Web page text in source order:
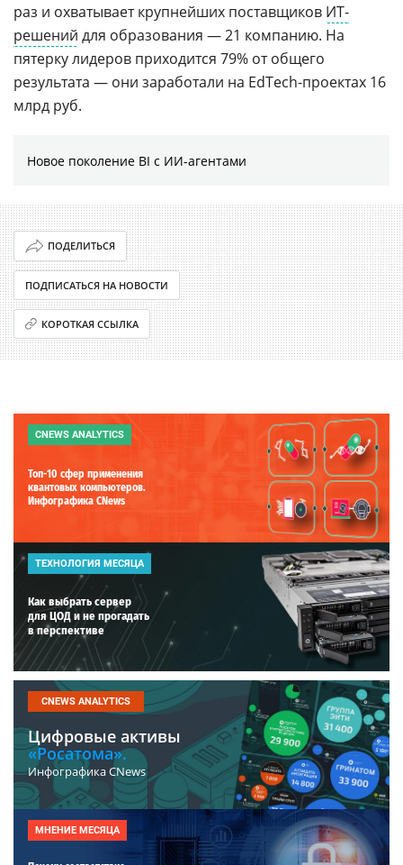
раз и охватывает крупнейших поставщиков ИТ-
решений для образования — 21 компанию. На
пятерку лидеров приходится 79% от общего
результата — они заработали на EdTech-проектах 16
млрд руб.
Новое поколение BI с ИИ-агентами
ПОДЕЛИТЬСЯ
ПОДПИСАТЬСЯ НА НОВОСТИ
КОРОТКАЯ ССЫЛКА
CNEWS ANALYTICS
Топ-10 сфер применения
квантовых компьютеров.
Инфографика CNews
ТЕХНОЛОГИЯ МЕСЯЦА
Как выбрать сервер
для ЦОД и не прогадать
в перспективе
CNEWS ANALYTICS
Цифровые активы
«Росатома».
Инфографика CNews
МНЕНИЕ МЕСЯЦА